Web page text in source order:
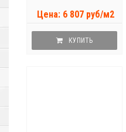
Цена: 6 807 руб/м2
КУПИТЬ